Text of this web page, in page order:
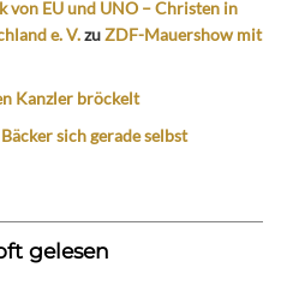
EU und UNO – Christen in
e. V.zuZDF-Mauershow mit
Kanzler bröckelt
sich gerade selbst
gelesen